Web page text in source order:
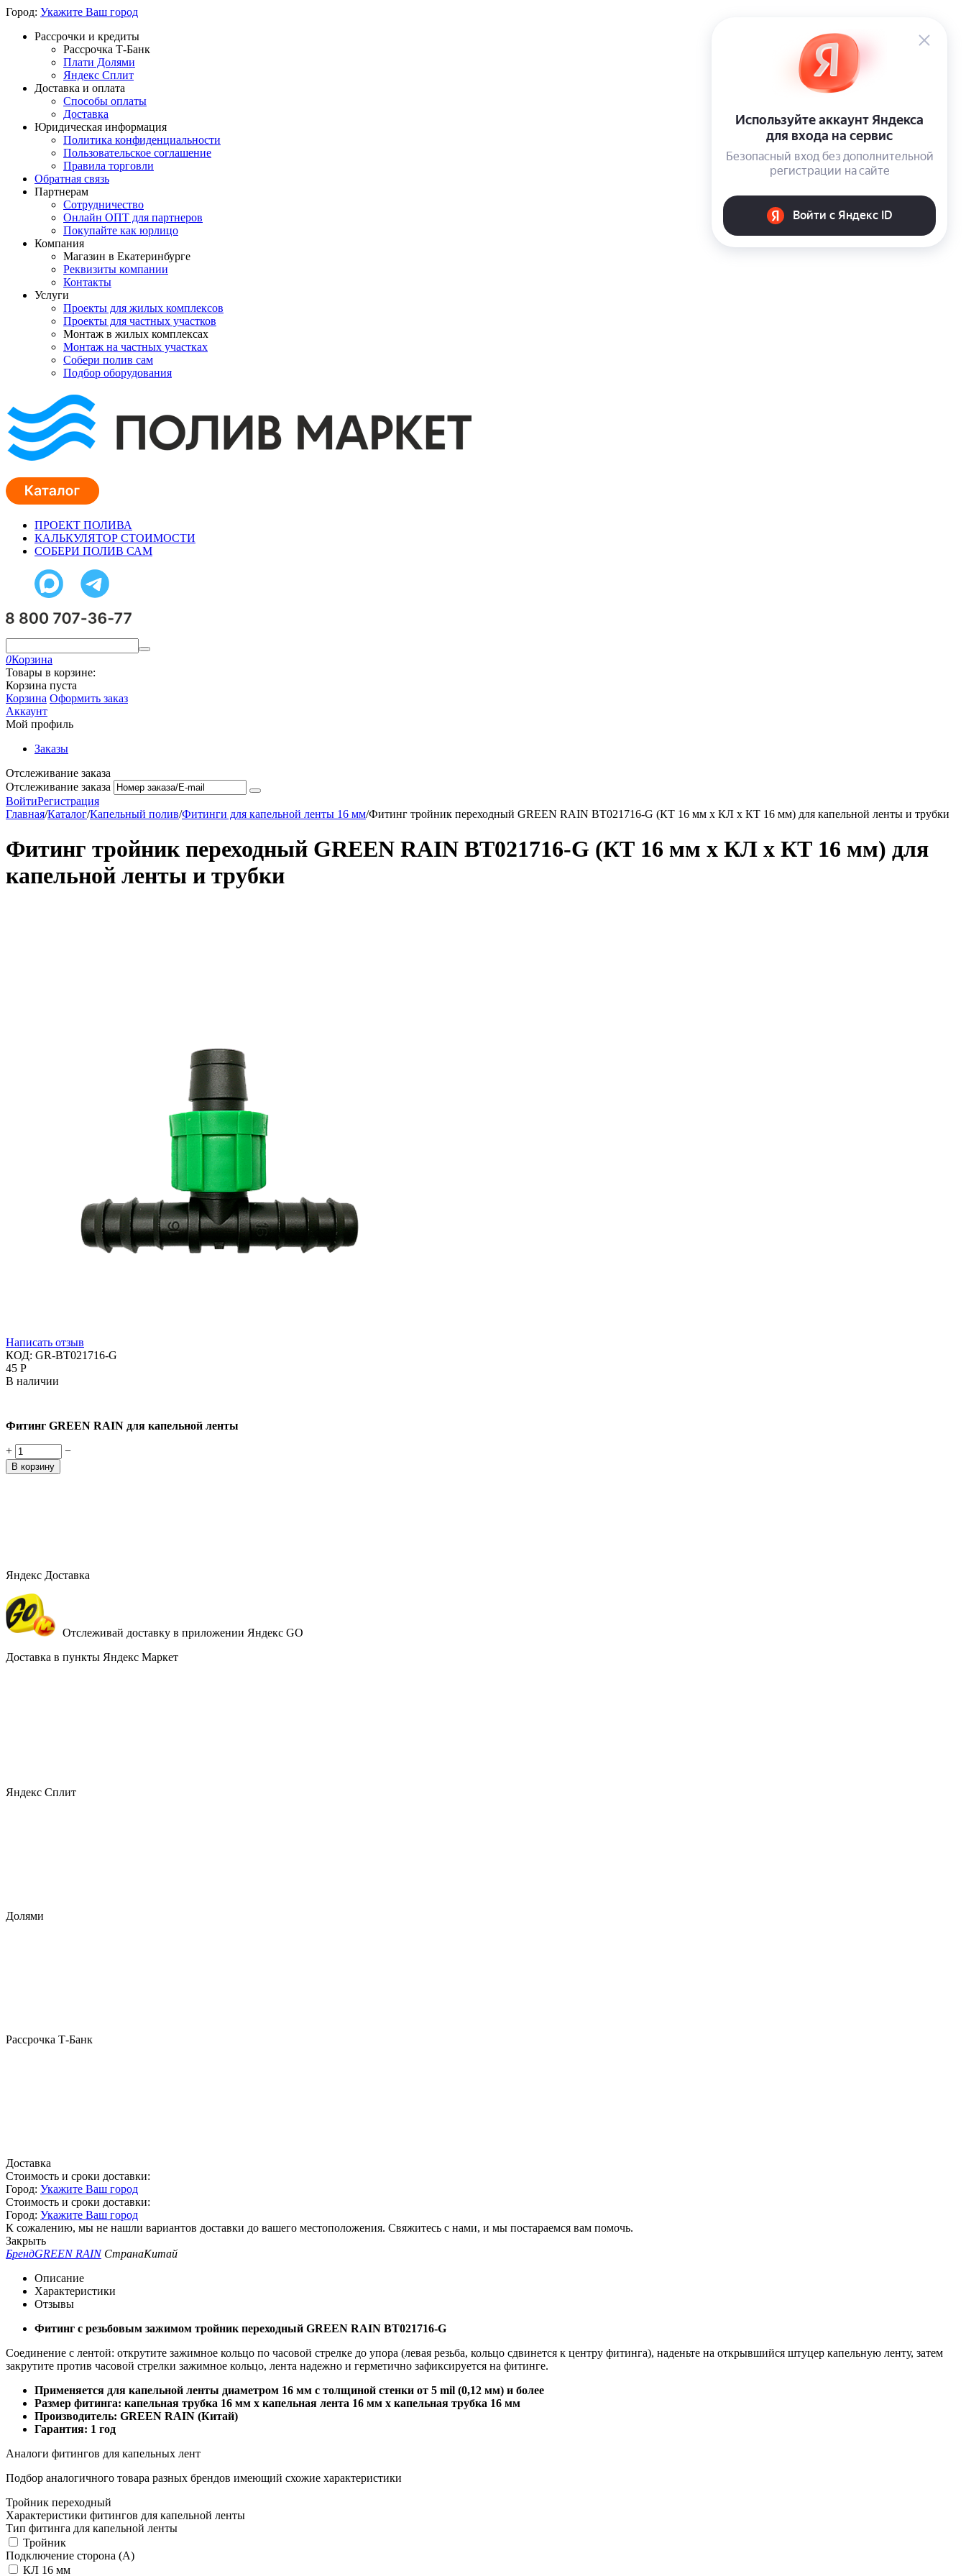
Город: Укажите Ваш город
Рассрочки и кредиты
Рассрочка Т-Банк
Плати Долями
Яндекс Сплит
Доставка и оплата
Способы оплаты
Доставка
Юридическая информация
Политика конфиденциальности
Пользовательское соглашение
Правила торговли
Обратная связь
Партнерам
Сотрудничество
Онлайн ОПТ для партнеров
Покупайте как юрлицо
Компания
Магазин в Екатеринбурге
Реквизиты компании
Контакты
Услуги
Проекты для жилых комплексов
Проекты для частных участков
Монтаж в жилых комплексах
Монтаж на частных участках
Собери полив сам
Подбор оборудования
ПРОЕКТ ПОЛИВА
КАЛЬКУЛЯТОР СТОИМОСТИ
СОБЕРИ ПОЛИВ САМ
0Корзина
Товары в корзине:
Корзина пуста
Корзина Оформить заказ
Аккаунт
Мой профиль
Заказы
Отслеживание заказа
Отслеживание заказа
ВойтиРегистрация
Главная/Каталог/Капельный полив/Фитинги для капельной ленты 16 мм/Фитинг тройник переходный GREEN RAIN BT021716-G (КТ 16 мм x КЛ x КТ 16 мм) для капельной ленты и трубки
Фитинг тройник переходный GREEN RAIN BT021716-G (КТ 16 мм x КЛ x КТ 16 мм) для
капельной ленты и трубки
Написать отзыв
КОД: GR-BT021716-G
‍45‍ Р
В наличии
Фитинг GREEN RAIN для капельной ленты
+ −
В корзину
Яндекс Доставка
Отслеживай доставку в приложении Яндекс GO
Доставка в пункты Яндекс Маркет
Яндекс Сплит
Долями
Рассрочка Т-Банк
Доставка
Стоимость и сроки доставки:
Город: Укажите Ваш город
Стоимость и сроки доставки:
Город: Укажите Ваш город
К сожалению, мы не нашли вариантов доставки до вашего местоположения. Свяжитесь с нами, и мы постараемся вам помочь.
Закрыть
БрендGREEN RAIN СтранаКитай
Описание
Характеристики
Отзывы
Фитинг с резьбовым зажимом тройник переходный GREEN RAIN BT021716-G
Соединение с лентой: открутите зажимное кольцо по часовой стрелке до упора (левая резьба, кольцо сдвинется к центру фитинга), наденьте на открывшийся штуцер капельную ленту, затем
закрутите против часовой стрелки зажимное кольцо, лента надежно и герметично зафиксируется на фитинге.
Применяется для капельной ленты диаметром 16 мм с толщиной стенки от 5 mil (0,12 мм) и более
Размер фитинга: капельная трубка 16 мм x капельная лента 16 мм x капельная трубка 16 мм
Производитель: GREEN RAIN (Китай)
Гарантия: 1 год
Аналоги фитингов для капельных лент
Подбор аналогичного товара разных брендов имеющий схожие характеристики
Тройник переходный
Характеристики фитингов для капельной ленты
Тип фитинга для капельной ленты
Тройник
Подключение сторона (A)
КЛ 16 мм